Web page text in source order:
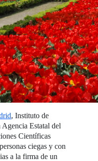
, Instituto de
Estatal del
Científicas
ciegas y con
a la firma de un